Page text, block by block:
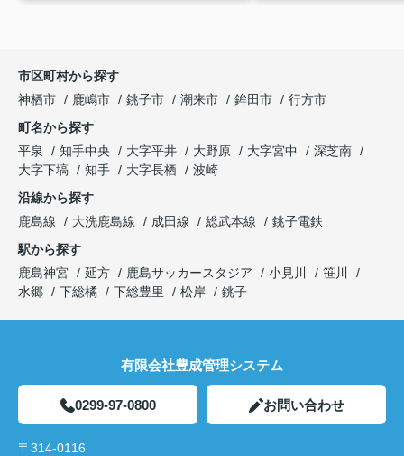
市区町村から探す
神栖市
鹿嶋市 銚子市 潮来市 鉾田市
行方市
町名から探す
平泉
知手中央 大字平井 大野原 大字宮中
深芝南
大字下塙
知手 大字長栖
波崎
沿線から探す
鹿島線
大洗鹿島線 成田線 総武本線
銚子電鉄
駅から探す
鹿島神宮
延方 鹿島サッカースタジア 小見川
笹川
水郷
下総橘 下総豊里 松岸 銚子
有限会社豊成管理システム
0299-97-0800 お問い合わせ
〒314-0116